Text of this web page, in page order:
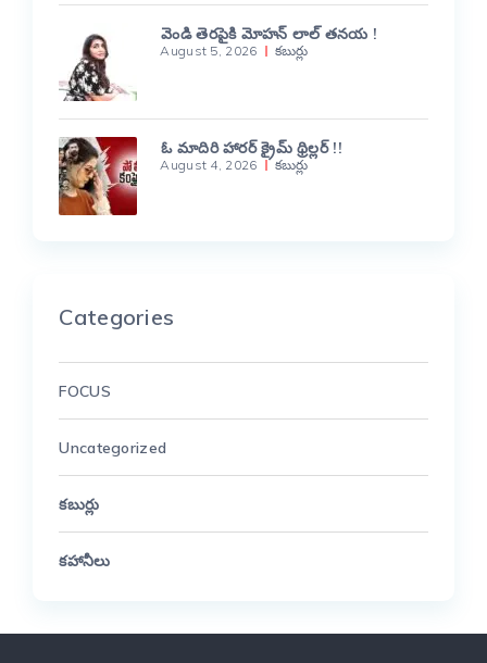
వెండి తెరపైకి మోహన్ లాల్ తనయ !
August 5, 2026 కబుర్లు
ఓ మాదిరి హారర్ క్రైమ్ థ్రిల్లర్ !!
August 4, 2026 కబుర్లు
Categories
FOCUS
Uncategorized
కబుర్లు
కహానీలు